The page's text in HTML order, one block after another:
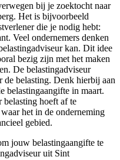
bij je zoektocht naar
Het is bijvoorbeeld
die je nodig hebt:
Veel ondernemers denken
kan. Dit idee
bezig zijn met het maken
De belastingadviseur
de belasting. Denk hierbij aan
belastingaangifte in maart.
hoeft af te
het in de onderneming
gebied.
jouw belastingaangifte te
uit Sint